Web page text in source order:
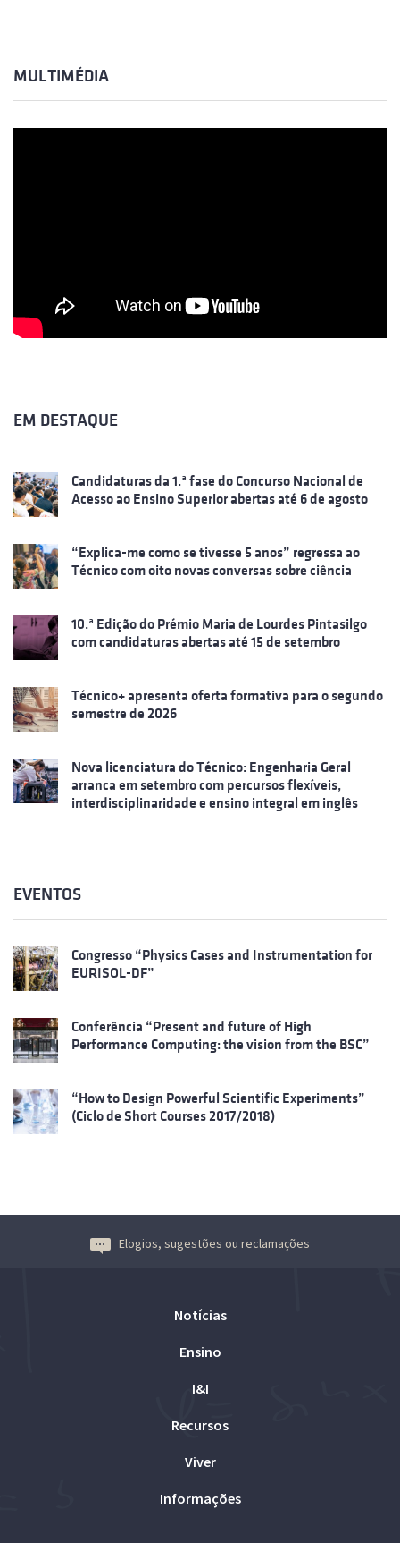
MULTIMÉDIA
EM DESTAQUE
Candidaturas da 1.ª fase do Concurso Nacional de
Acesso ao Ensino Superior abertas até 6 de agosto
“Explica-me como se tivesse 5 anos” regressa ao
Técnico com oito novas conversas sobre ciência
10.ª Edição do Prémio Maria de Lourdes Pintasilgo
com candidaturas abertas até 15 de setembro
Técnico+ apresenta oferta formativa para o segundo
semestre de 2026
Nova licenciatura do Técnico: Engenharia Geral
arranca em setembro com percursos flexíveis,
interdisciplinaridade e ensino integral em inglês
EVENTOS
Congresso “Physics Cases and Instrumentation for
EURISOL-DF”
Conferência “Present and future of High
Performance Computing: the vision from the BSC”
“How to Design Powerful Scientific Experiments”
(Ciclo de Short Courses 2017/2018)
Elogios, sugestões ou reclamações
Notícias
Ensino
I&I
Recursos
Viver
Informações